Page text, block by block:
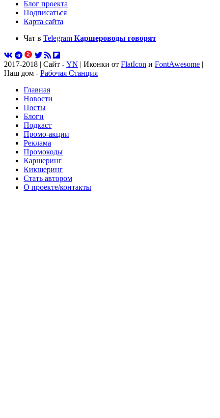
Блог проекта
Подписаться
Карта сайта
Чат в Telegram Каршероводы говорят
2017-2018 | Сайт - YN | Иконки от FlatIcon и FontAwesome |
Наш дом - Рабочая Станция
Главная
Новости
Посты
Блоги
Подкаст
Промо-акции
Реклама
Промокоды
Каршеринг
Кикшеринг
Стать автором
О проекте/контакты